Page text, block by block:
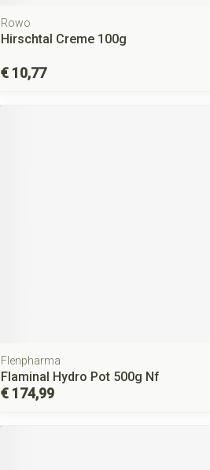
Rowo
Hirschtal Creme 100g
€ 10,77
Flenpharma
Flaminal Hydro Pot 500g Nf
€ 174,99